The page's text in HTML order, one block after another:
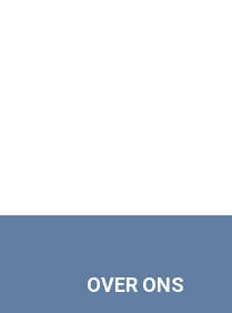
OVER ONS